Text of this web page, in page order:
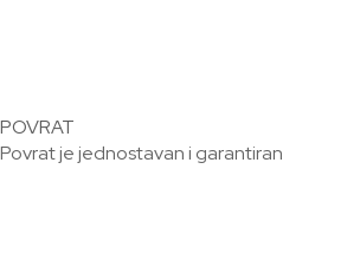
POVRAT
Povrat je jednostavan i garantiran